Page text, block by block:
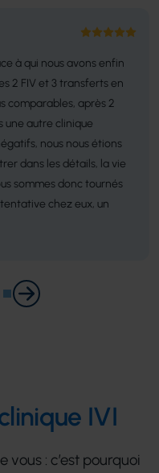
à qui nous avons enfin
2 FIV et 3 transferts en
comparables, après 2
une autre clinique
nous nous étions
dans les détails, la vie
sommes donc tournés
chez eux, un
de 12 semaines.
pouvant expliquer
et votre chaleur. Et bien
IVI​
vous : c’est pourquoi